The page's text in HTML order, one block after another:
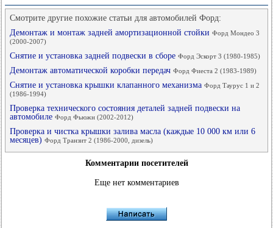
Смотрите другие похожие статьи для автомобилей Форд:
Демонтаж и монтаж задней амортизационной стойки Форд Мондео 3
(2000-2007)
Снятие и установка задней подвески в сборе Форд Эскорт 3 (1980-1985)
Демонтаж автоматической коробки передач Форд Фиеста 2 (1983-1989)
Снятие и установка крышки клапанного механизма Форд Таурус 1 и 2
(1986-1994)
Проверка технического состояния деталей задней подвески на
автомобиле Форд Фьюжн (2002-2012)
Проверка и чистка крышки залива масла (каждые 10 000 км или 6
месяцев) Форд Транзит 2 (1986-2000, дизель)
Комментарии посетителей
Еще нет комментариев